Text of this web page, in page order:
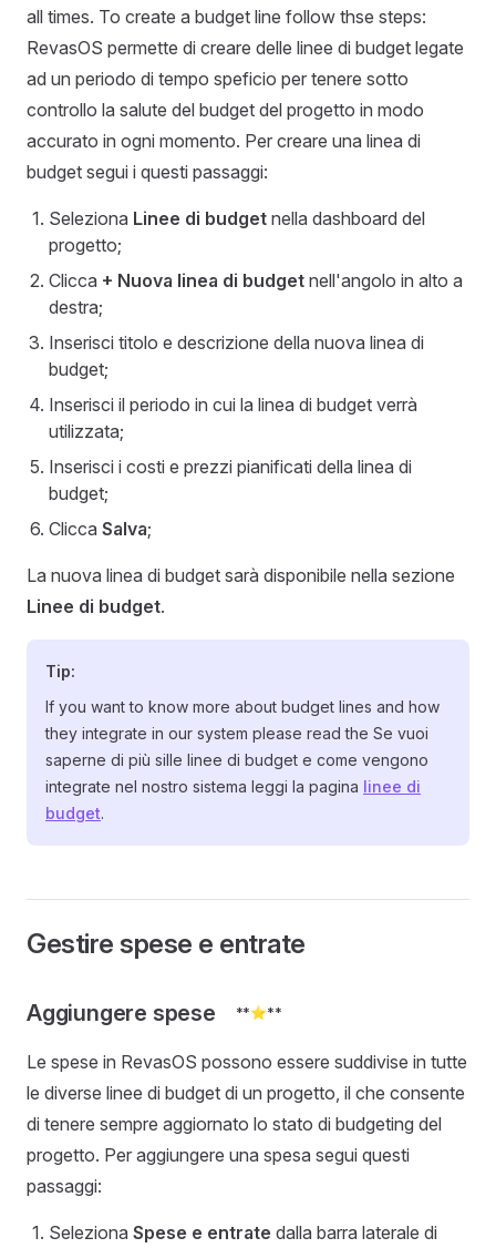
all times. To create a budget line follow thse steps:
RevasOS permette di creare delle linee di budget legate
ad un periodo di tempo speficio per tenere sotto
controllo la salute del budget del progetto in modo
accurato in ogni momento. Per creare una linea di
budget segui i questi passaggi:
Seleziona Linee di budget nella dashboard del
progetto;
Clicca + Nuova linea di budget nell'angolo in alto a
destra;
Inserisci titolo e descrizione della nuova linea di
budget;
Inserisci il periodo in cui la linea di budget verrà
utilizzata;
Inserisci i costi e prezzi pianificati della linea di
budget;
Clicca Salva;
La nuova linea di budget sarà disponibile nella sezione
Linee di budget.
Tip:
If you want to know more about budget lines and how
they integrate in our system please read the Se vuoi
saperne di più sille linee di budget e come vengono
integrate nel nostro sistema leggi la pagina linee di
budget.
Gestire spese e entrate
Aggiungere spese **⭐️**
Le spese in RevasOS possono essere suddivise in tutte
le diverse linee di budget di un progetto, il che consente
di tenere sempre aggiornato lo stato di budgeting del
progetto. Per aggiungere una spesa segui questi
passaggi:
Seleziona Spese e entrate dalla barra laterale di